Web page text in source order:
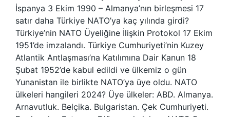
İspanya 3 Ekim 1990 – Almanya’nın birleşmesi 17
satır daha Türkiye NATO’ya kaç yılında girdi?
Türkiye’nin NATO Üyeliğine İlişkin Protokol 17 Ekim
1951’de imzalandı. Türkiye Cumhuriyeti’nin Kuzey
Atlantik Antlaşması’na Katılımına Dair Kanun 18
Şubat 1952’de kabul edildi ve ülkemiz o gün
Yunanistan ile birlikte NATO’ya üye oldu. NATO
ülkeleri hangileri 2024? Üye ülkeler: ABD. Almanya.
Arnavutluk. Belçika. Bulgaristan. Çek Cumhuriyeti.